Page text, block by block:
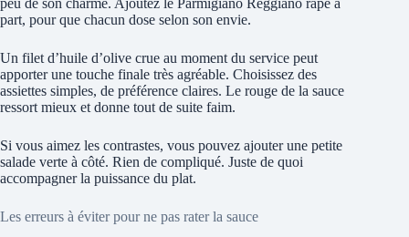
part, pour que chacun dose selon son envie.
Un filet d’huile d’olive crue au moment du service peut
apporter une touche finale très agréable. Choisissez des
assiettes simples, de préférence claires. Le rouge de la sauce
ressort mieux et donne tout de suite faim.
Si vous aimez les contrastes, vous pouvez ajouter une petite
salade verte à côté. Rien de compliqué. Juste de quoi
accompagner la puissance du plat.
Les erreurs à éviter pour ne pas rater la sauce